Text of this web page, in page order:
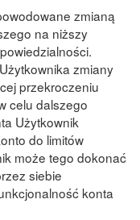
zmianą
na niższy
zmiany
przekroczeniu
celu dalszego
Użytkownik
do limitόw
może tego dokonać
siebie
konta